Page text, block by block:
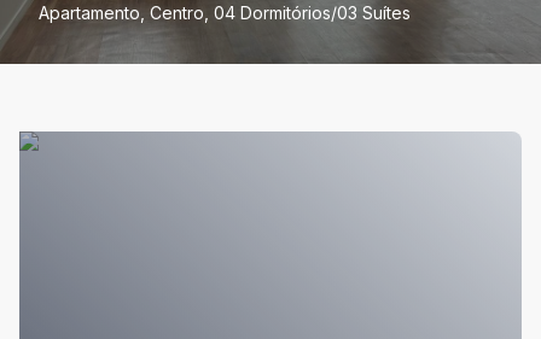
Apartamento, Centro, 04 Dormitórios/03 Suítes